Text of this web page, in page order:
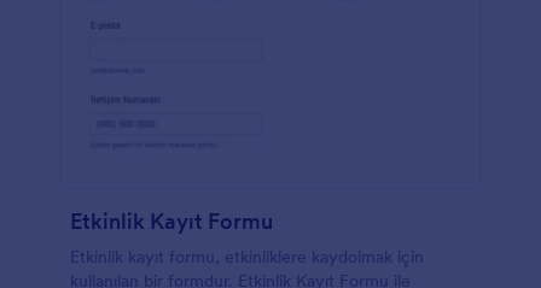
Etkinlik Kayıt Formu
Etkinlik kayıt formu, etkinliklere kaydolmak için
kullanılan bir formdur. Etkinlik Kayıt Formu ile